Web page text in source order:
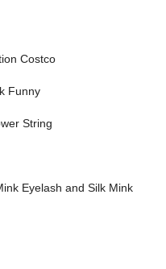
Costco
Funny
String
Eyelash and Silk Mink